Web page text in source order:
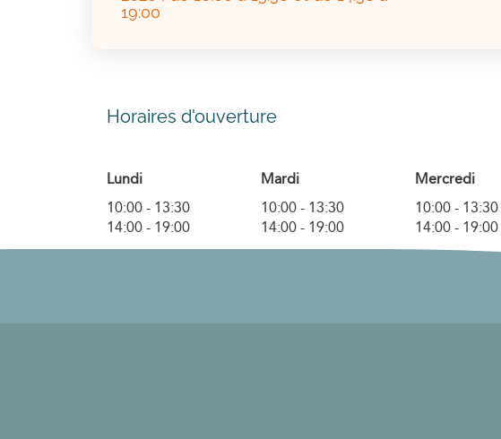
19:00
Horaires d'ouverture
Lundi
10:00 - 13:30
14:00 - 19:00
Mardi
10:00 - 13:30
14:00 - 19:00
Mercredi
10:00 - 13:30
14:00 - 19:00